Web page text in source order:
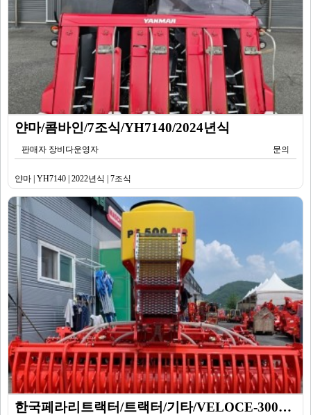
얀마/콤바인/7조식/YH7140/2024년식
판매자 장비다운영자 문의
얀마 | YH7140 | 2022년식 | 7조식
한국페라리트랙터/트랙터/기타/VELOCE-300PS500M2E/2022년식